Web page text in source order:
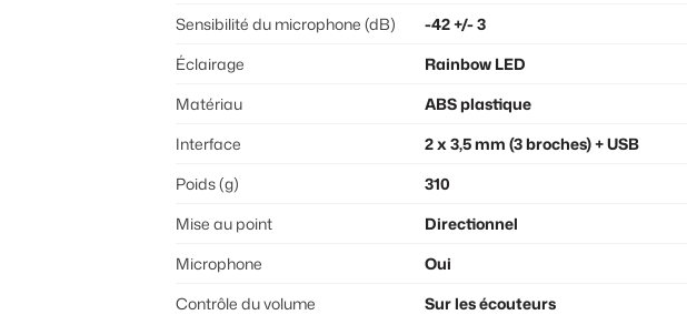
Sensibilité du microphone (dB)
-42 +/- 3
Éclairage
Rainbow LED
Matériau
ABS plastique
Interface
2 x 3,5 mm (3 broches) + USB
Poids (g)
310
Mise au point
Directionnel
Microphone
Oui
Contrôle du volume
Sur les écouteurs